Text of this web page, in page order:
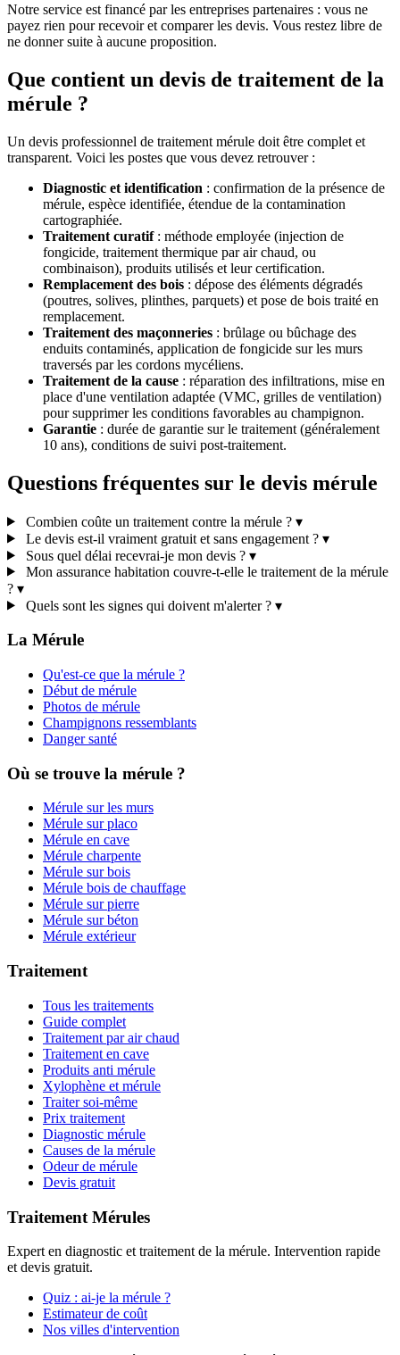
Notre service est financé par les entreprises partenaires : vous ne
payez rien pour recevoir et comparer les devis. Vous restez libre de
ne donner suite à aucune proposition.
Que contient un devis de traitement de la
mérule ?
Un devis professionnel de traitement mérule doit être complet et
transparent. Voici les postes que vous devez retrouver :
Diagnostic et identification : confirmation de la présence de
mérule, espèce identifiée, étendue de la contamination
cartographiée.
Traitement curatif: méthode employée (injection de
fongicide, traitement thermique par air chaud, ou
combinaison), produits utilisés et leur certification.
Remplacement des bois : dépose des éléments dégradés
(poutres, solives, plinthes, parquets) et pose de bois traité en
remplacement.
Traitement des maçonneries : brûlage ou bûchage des
enduits contaminés, application de fongicide sur les murs
traversés par les cordons mycéliens.
Traitement de la cause : réparation des infiltrations, mise en
place d'une ventilation adaptée (VMC, grilles de ventilation)
pour supprimer les conditions favorables au champignon.
Garantie : durée de garantie sur le traitement (généralement
10 ans), conditions de suivi post-traitement.
Questions fréquentes sur le devis mérule
Combien coûte un traitement contre la mérule ? ▾
Le devis est-il vraiment gratuit et sans engagement ? ▾
Sous quel délai recevrai-je mon devis ? ▾
Mon assurance habitation couvre-t-elle le traitement de la mérule
? ▾
Quels sont les signes qui doivent m'alerter ? ▾
La Mérule
Qu'est-ce que la mérule ?
Début de mérule
Photos de mérule
Champignons ressemblants
Danger santé
Où se trouve la mérule ?
Mérule sur les murs
Mérule sur placo
Mérule en cave
Mérule charpente
Mérule sur bois
Mérule bois de chauffage
Mérule sur pierre
Mérule sur béton
Mérule extérieur
Traitement
Tous les traitements
Guide complet
Traitement par air chaud
Traitement en cave
Produits anti mérule
Xylophène et mérule
Traiter soi-même
Prix traitement
Diagnostic mérule
Causes de la mérule
Odeur de mérule
Devis gratuit
Traitement Mérules
Expert en diagnostic et traitement de la mérule. Intervention rapide
et devis gratuit.
Quiz : ai-je la mérule ?
Estimateur de coût
Nos villes d'intervention